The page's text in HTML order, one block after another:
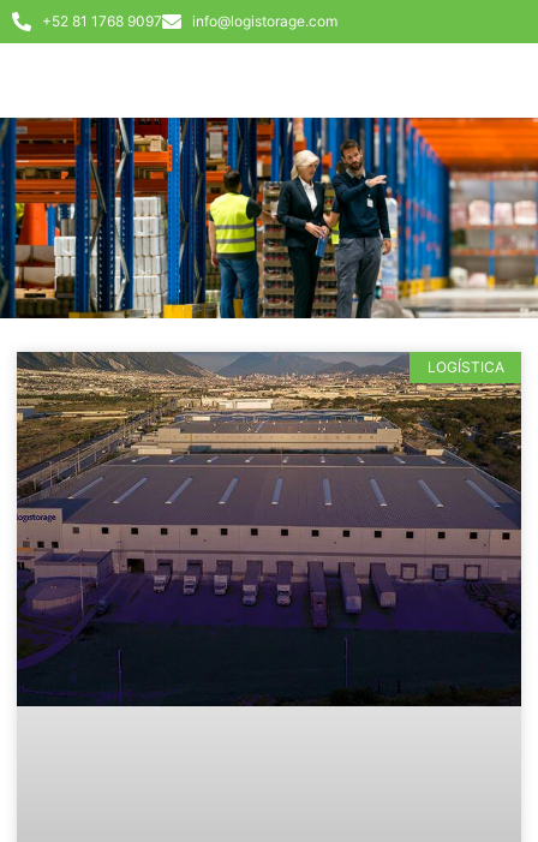
+52 81 1768 9097 info@logistorage.com
LOGÍSTICA